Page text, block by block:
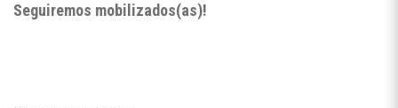
Seguiremos mobilizados(as)!